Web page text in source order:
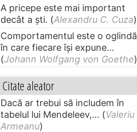
A pricepe este mai important
decât a ști. (Alexandru C. Cuza)
Comportamentul este o oglindă
în care fiecare își expune...
(Johann Wolfgang von Goethe)
Citate aleator
Dacă ar trebui să includem în
tabelul lui Mendeleev,... (Valeriu
Armeanu)